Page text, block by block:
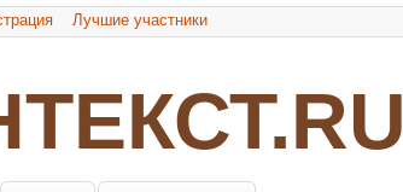
Лучшие участники